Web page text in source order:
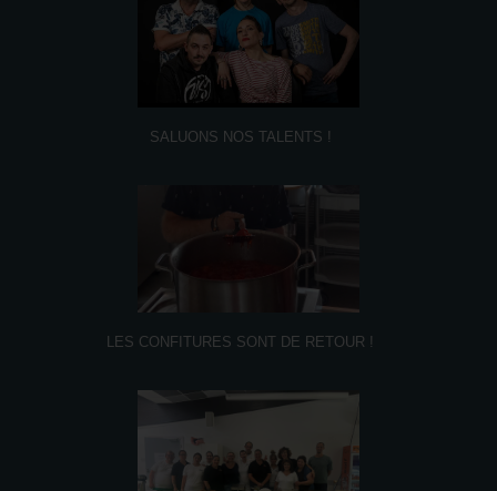
SALUONS NOS TALENTS !
LES CONFITURES SONT DE RETOUR !